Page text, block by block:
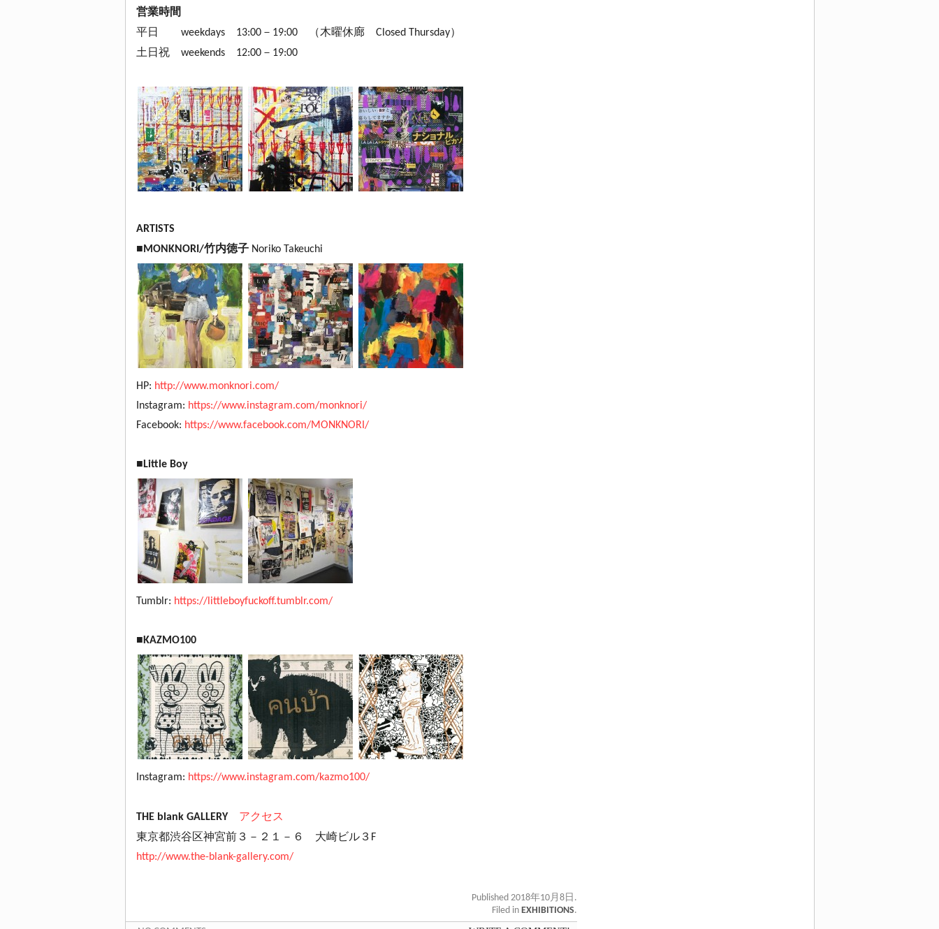
営業時間
平日 weekdays 13:00－19:00 （木曜休廊 Closed Thursday）
土日祝 weekends 12:00－19:00
ARTISTS
■MONKNORI/竹内徳子 Noriko Takeuchi
HP: http://www.monknori.com/
Instagram: https://www.instagram.com/monknori/
Facebook: https://www.facebook.com/MONKNORI/
■Little Boy
Tumblr: https://littleboyfuckoff.tumblr.com/
■KAZMO100
Instagram: https://www.instagram.com/kazmo100/
THE blank GALLERY アクセス
東京都渋谷区神宮前３－２１－６ 大崎ビル３F
http://www.the-blank-gallery.com/
Published 2018年10月8日.
Filed in EXHIBITIONS.